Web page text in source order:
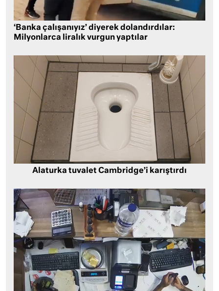
‘Banka çalışanıyız’ diyerek dolandırdılar:
Milyonlarca liralık vurgun yaptılar
Alaturka tuvalet Cambridge’i karıştırdı